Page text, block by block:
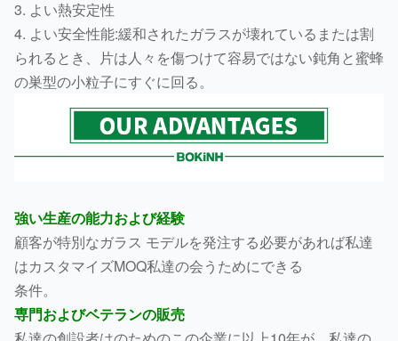
3. よい熱安定性
4. よい安全性能:緩和されたガラスが壊れているまたは割
られるとき、片は人々を傷つけて容易ではない鈍角と蜜蜂
の巣型の小粒子にすぐに回る。
強い生産の能力および経験
顧客が特別なガラス モデルを発注する必要があれば私達
はカスタマイズMOQ私達の会うためにできる
条件。
専門およびベテランの販売